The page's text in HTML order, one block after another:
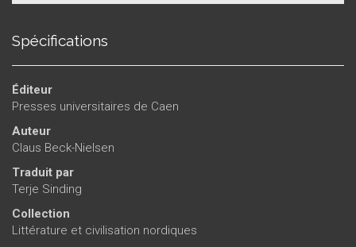
Spécifications
Éditeur
Presses universitaires de Caen
Auteur
Claus Beck-Nielsen
Traduit par
Terje Sinding
Collection
Littérature et civilisation nordiques